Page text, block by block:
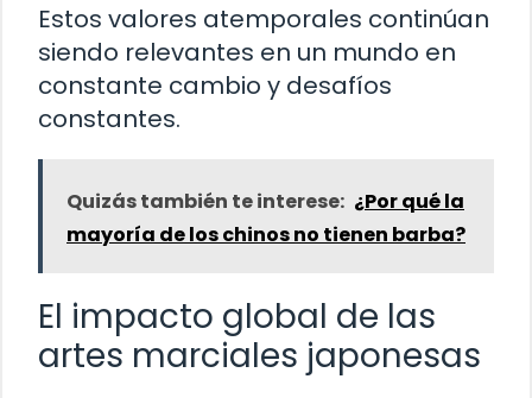
Estos valores atemporales continúan
siendo relevantes en un mundo en
constante cambio y desafíos
constantes.
Quizás también te interese: ¿Por qué la
mayoría de los chinos no tienen barba?
El impacto global de las
artes marciales japonesas